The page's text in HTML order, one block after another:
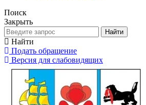
Поиск
Закрыть
Найти
Найти
Подать обращение
Версия для слабовидящих